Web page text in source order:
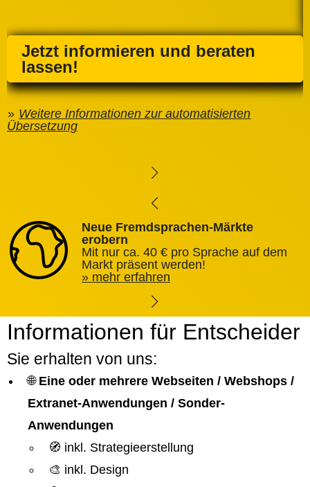
Jetzt informieren und beraten
lassen!
Weitere Informationen zur automatisierten
Übersetzung
Neue Fremdsprachen-Märkte
erobern
Mit nur ca. 40 € pro Sprache auf dem
Markt präsent werden!
mehr erfahren
Informationen für Entscheider
Sie erhalten von uns:
🌐 Eine oder mehrere Webseiten / Webshops /
Extranet-Anwendungen / Sonder-
Anwendungen
🧭 inkl. Strategieerstellung
🎨 inkl. Design